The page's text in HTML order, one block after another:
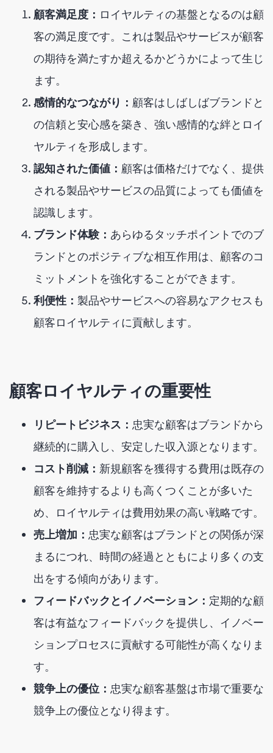
顧客満足度： ロイヤルティの基盤となるのは顧
客の満足度です。これは製品やサービスが顧客
の期待を満たすか超えるかどうかによって生じ
ます。
感情的なつながり： 顧客はしばしばブランドと
の信頼と安心感を築き、強い感情的な絆とロイ
ヤルティを形成します。
認知された価値： 顧客は価格だけでなく、提供
される製品やサービスの品質によっても価値を
認識します。
ブランド体験： あらゆるタッチポイントでのブ
ランドとのポジティブな相互作用は、顧客のコ
ミットメントを強化することができます。
利便性： 製品やサービスへの容易なアクセスも
顧客ロイヤルティに貢献します。
顧客ロイヤルティの重要性
リピートビジネス： 忠実な顧客はブランドから
継続的に購入し、安定した収入源となります。
コスト削減： 新規顧客を獲得する費用は既存の
顧客を維持するよりも高くつくことが多いた
め、ロイヤルティは費用効果の高い戦略です。
売上増加： 忠実な顧客はブランドとの関係が深
まるにつれ、時間の経過とともにより多くの支
出をする傾向があります。
フィードバックとイノベーション： 定期的な顧
客は有益なフィードバックを提供し、イノベー
ションプロセスに貢献する可能性が高くなりま
す。
競争上の優位： 忠実な顧客基盤は市場で重要な
競争上の優位となり得ます。